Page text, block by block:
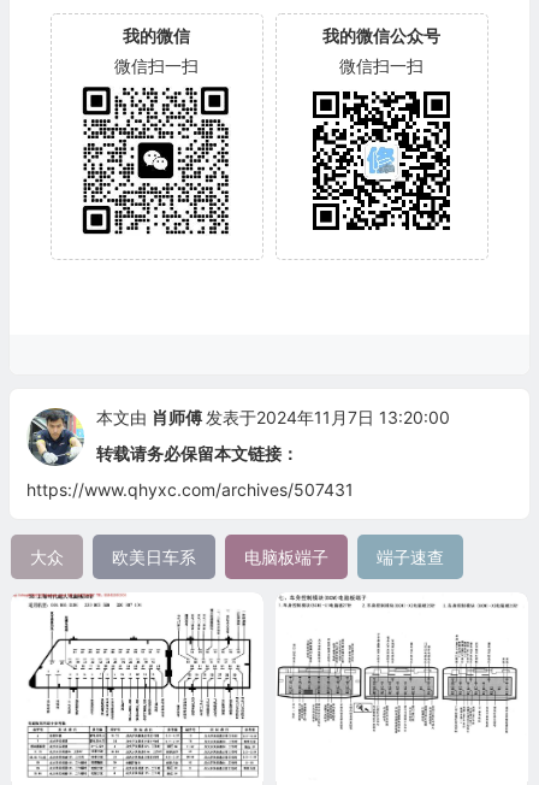
我的微信
微信扫一扫
我的微信公众号
微信扫一扫
本文由 肖师傅 发表于2024年11月7日 13:20:00
转载请务必保留本文链接：
https://www.qhyxc.com/archives/507431
大众 欧美日车系 电脑板端子 端子速查